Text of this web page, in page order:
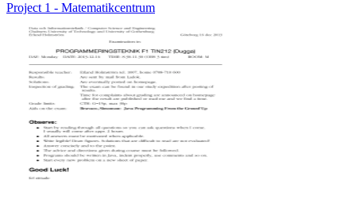
Project 1 - Matematikcentrum